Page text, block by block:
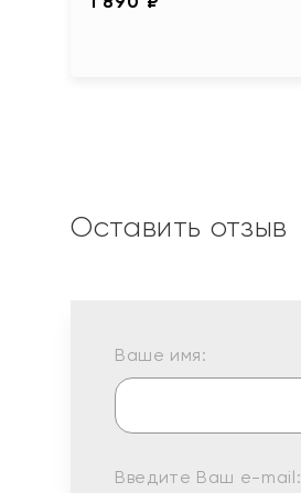
Оставить отзыв
Ваше имя:
Введите Ваш e-mail: